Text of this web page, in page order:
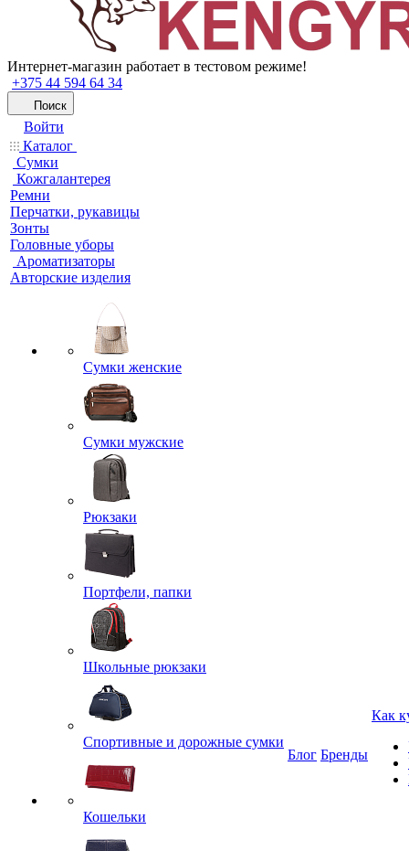
Интернет-магазин работает в тестовом режиме!
+375 44 594 64 34
Поиск
Войти
Каталог
Сумки
Кожгалантерея
Ремни
Перчатки, рукавицы
Зонты
Головные уборы
Ароматизаторы
Авторские изделия
Сумки женские
Сумки мужские
Рюкзаки
Портфели, папки
Школьные рюкзаки
Спортивные и дорожные сумки
Кошельки
Блог Бренды
Как